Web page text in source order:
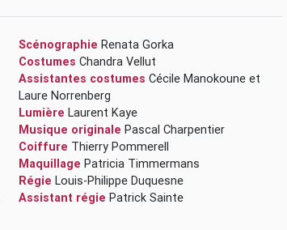
Scénographie Renata Gorka
Costumes Chandra Vellut
Assistantes costumes Cécile Manokouneet
Laure Norrenberg
Lumière Laurent Kaye
Musique originale Pascal Charpentier
Coiffure Thierry Pommerell
Maquillage Patricia Timmermans
Régie Louis-Philippe Duquesne
Assistant régie Patrick Sainte